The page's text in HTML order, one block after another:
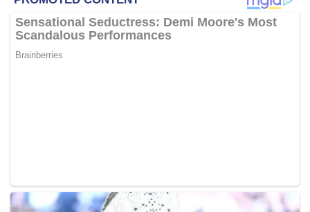
menukar tajuk gambar dari “
pergi ke kedai beli aiskrim
pasu, jumpa aiskrim negrokepadapergi ke kedai beli
aiskrim pasu, kedai tutup,” di halaman Facebooknya.
Perkara ini secara jelas menunjukkan tahap maruah
perempuan Melayu yang akhir-akhir ini ‘entah di mana’